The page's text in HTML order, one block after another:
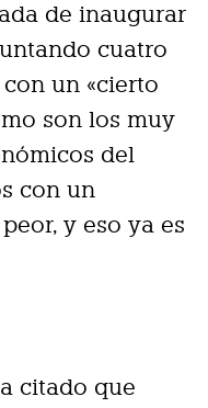
de inaugurar
cuatro
un «cierto
son los muy
del
con un
y eso ya es
citado que